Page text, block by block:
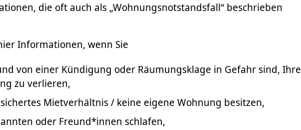
die oft auch als „Wohnungsnotstandsfall“ beschrieben
Informationen, wenn Sie
von einer Kündigung oder Räumungsklage in Gefahr sind, Ihre
zu verlieren,
Mietverhältnis / keine eigene Wohnung besitzen,
oder Freund*innen schlafen,